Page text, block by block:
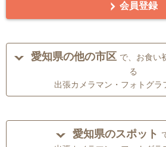
会員登録
愛知県の他の市区 で、お食い
る
出張カメラマン・フォトグラ
愛知県のスポット